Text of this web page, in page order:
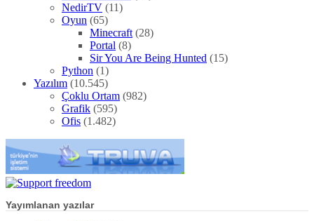
NedirTV (11)
Oyun (65)
Minecraft (28)
Portal (8)
Sir You Are Being Hunted (15)
Python (1)
Yazılım (10.545)
Çoklu Ortam (982)
Grafik (595)
Ofis (1.482)
Yayımlanan yazılar